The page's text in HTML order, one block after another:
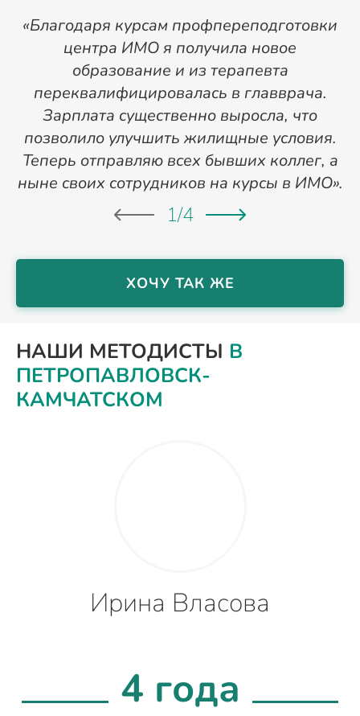
«Благодаря курсам профпереподготовки
центра ИМО я получила новое
образование и из терапевта
переквалифицировалась в главврача.
Зарплата существенно выросла, что
позволило улучшить жилищные условия.
Теперь отправляю всех бывших коллег, а
ныне своих сотрудников на курсы в ИМО».
1/4
ХОЧУ ТАК ЖЕ
НАШИ МЕТОДИСТЫ В
ПЕТРОПАВЛОВСК-
КАМЧАТСКОМ
Ирина Власова
4 года